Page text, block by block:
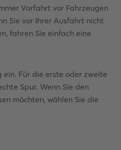
Vorfahrt vor Fahrzeugen
Sie vor Ihrer Ausfahrt nicht
fahren Sie einfach eine
ein. Für die erste oder zweite
Spur. Wenn Sie den
möchten, wählen Sie die